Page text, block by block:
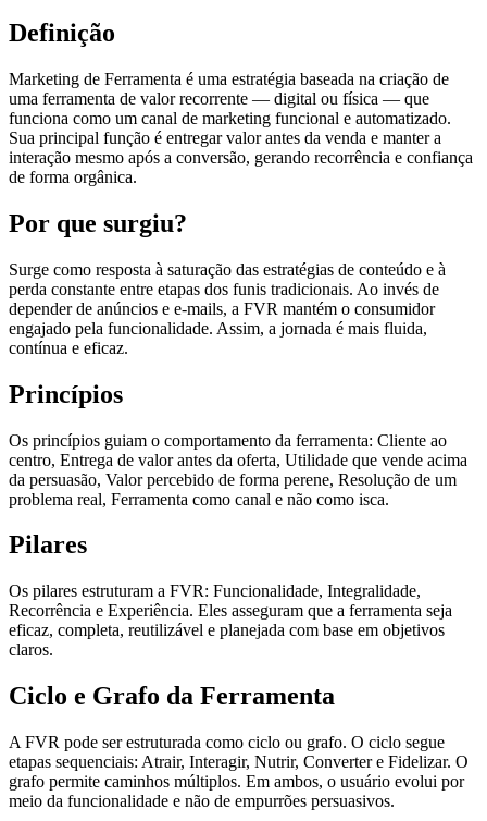
Definição
Marketing de Ferramenta é uma estratégia baseada na criação de
uma ferramenta de valor recorrente — digital ou física — que
funciona como um canal de marketing funcional e automatizado.
Sua principal função é entregar valor antes da venda e manter a
interação mesmo após a conversão, gerando recorrência e confiança
de forma orgânica.
Por que surgiu?
Surge como resposta à saturação das estratégias de conteúdo e à
perda constante entre etapas dos funis tradicionais. Ao invés de
depender de anúncios e e-mails, a FVR mantém o consumidor
engajado pela funcionalidade. Assim, a jornada é mais fluida,
contínua e eficaz.
Princípios
Os princípios guiam o comportamento da ferramenta: Cliente ao
centro, Entrega de valor antes da oferta, Utilidade que vende acima
da persuasão, Valor percebido de forma perene, Resolução de um
problema real, Ferramenta como canal e não como isca.
Pilares
Os pilares estruturam a FVR: Funcionalidade, Integralidade,
Recorrência e Experiência. Eles asseguram que a ferramenta seja
eficaz, completa, reutilizável e planejada com base em objetivos
claros.
Ciclo e Grafo da Ferramenta
A FVR pode ser estruturada como ciclo ou grafo. O ciclo segue
etapas sequenciais: Atrair, Interagir, Nutrir, Converter e Fidelizar. O
grafo permite caminhos múltiplos. Em ambos, o usuário evolui por
meio da funcionalidade e não de empurrões persuasivos.